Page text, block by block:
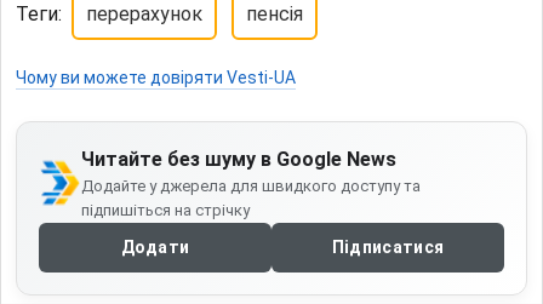
Теги: перерахунок пенсія
Чому ви можете довіряти Vesti-UA
Читайте без шуму в Google News
Додайте у джерела для швидкого доступу та
підпишіться на стрічку
Додати Підписатися